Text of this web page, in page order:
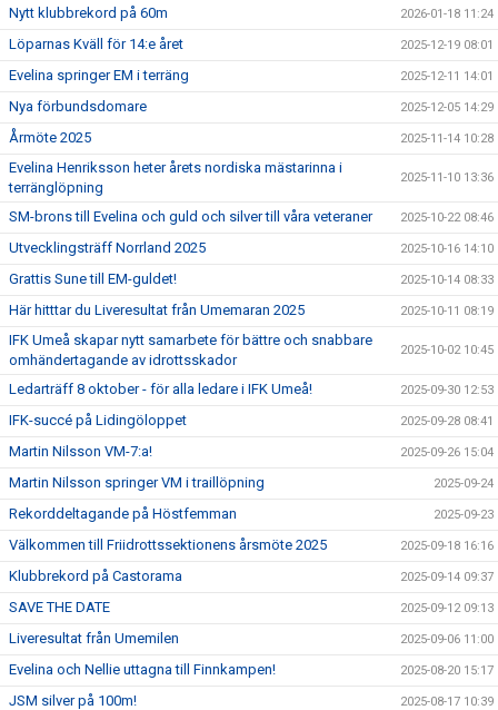
Nytt klubbrekord på 60m 2026-01-18 11:24
Löparnas Kväll för 14:e året 2025-12-19 08:01
Evelina springer EM i terräng 2025-12-11 14:01
Nya förbundsdomare 2025-12-05 14:29
Årmöte 2025 2025-11-14 10:28
Evelina Henriksson heter årets nordiska mästarinna i
terränglöpning
2025-11-10 13:36
SM-brons till Evelina och guld och silver till våra veteraner 2025-10-22 08:46
Utvecklingsträff Norrland 2025 2025-10-16 14:10
Grattis Sune till EM-guldet! 2025-10-14 08:33
Här hitttar du Liveresultat från Umemaran 2025 2025-10-11 08:19
IFK Umeå skapar nytt samarbete för bättre och snabbare
omhändertagande av idrottsskador
2025-10-02 10:45
Ledarträff 8 oktober - för alla ledare i IFK Umeå! 2025-09-30 12:53
IFK-succé på Lidingöloppet 2025-09-28 08:41
Martin Nilsson VM-7:a! 2025-09-26 15:04
Martin Nilsson springer VM i traillöpning 2025-09-24
Rekorddeltagande på Höstfemman 2025-09-23
Välkommen till Friidrottssektionens årsmöte 2025 2025-09-18 16:16
Klubbrekord på Castorama 2025-09-14 09:37
SAVE THE DATE 2025-09-12 09:13
Liveresultat från Umemilen 2025-09-06 11:00
Evelina och Nellie uttagna till Finnkampen! 2025-08-20 15:17
JSM silver på 100m! 2025-08-17 10:39